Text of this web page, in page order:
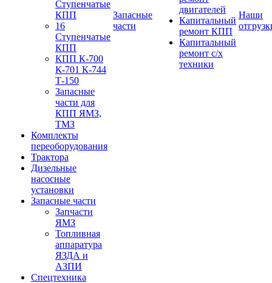
Ступенчатые
КПП
16
Ступенчатые
КПП
КПП К-700
К-701 К-744
Т-150
Запасные
части для
КПП ЯМЗ,
ТМЗ
Комплекты
переоборудования
Трактора
Дизельные
насосные
установки
Запасные части
Запчасти
ЯМЗ
Топливная
аппаратура
ЯЗДА и
АЗПИ
Спецтехника
Запасные
части
двигателей
Капитальный
ремонт КПП
Капитальный
ремонт с/х
техники
Наши